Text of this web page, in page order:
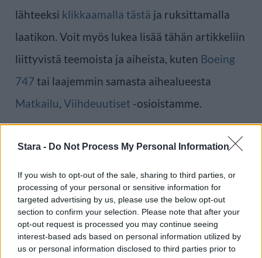
Stara - Do Not Process My Personal Information
If you wish to opt-out of the sale, sharing to third parties, or
processing of your personal or sensitive information for
targeted advertising by us, please use the below opt-out
section to confirm your selection. Please note that after your
opt-out request is processed you may continue seeing
interest-based ads based on personal information utilized by
us or personal information disclosed to third parties prior to
lähteeksi klikkaamalla tästä ja ruksittamalla
laatikon. Voit myös lukea lisää tähän artikkeliin
liittyvistä teemoista ja aiheista, kuten Boeing
747 tai laajemmin samasta aihealueesta
Matkailu, Viihdeuutiset -osioistamme.